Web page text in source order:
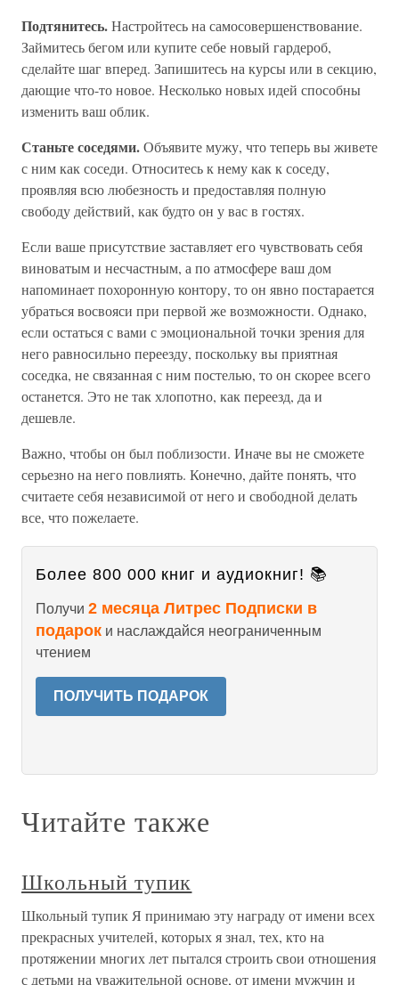
Подтянитесь.Настройтесь на самосовершенствование.
Займитесь бегом или купите себе новый гардероб,
сделайте шаг вперед. Запишитесь на курсы или в секцию,
дающие что-то новое. Несколько новых идей способны
изменить ваш облик.
Станьте соседями.Объявите мужу, что теперь вы живете
с ним как соседи. Относитесь к нему как к соседу,
проявляя всю любезность и предоставляя полную
свободу действий, как будто он у вас в гостях.
Если ваше присутствие заставляет его чувствовать себя
виноватым и несчастным, а по атмосфере ваш дом
напоминает похоронную контору, то он явно постарается
убраться восвояси при первой же возможности. Однако,
если остаться с вами с эмоциональной точки зрения для
него равносильно переезду, поскольку вы приятная
соседка, не связанная с ним постелью, то он скорее всего
останется. Это не так хлопотно, как переезд, да и
дешевле.
Важно, чтобы он был поблизости. Иначе вы не сможете
серьезно на него повлиять. Конечно, дайте понять, что
считаете себя независимой от него и свободной делать
все, что пожелаете.
Более 800 000 книг и аудиокниг! 📚
Получи 2 месяца Литрес Подписки в
подарок и наслаждайся неограниченным
чтением
ПОЛУЧИТЬ ПОДАРОК
Читайте также
Школьный тупик
Школьный тупик Я принимаю эту награду от имени всех
прекрасных учителей, которых я знал, тех, кто на
протяжении многих лет пытался строить свои отношения
с детьми на уважительной основе, от имени мужчин и